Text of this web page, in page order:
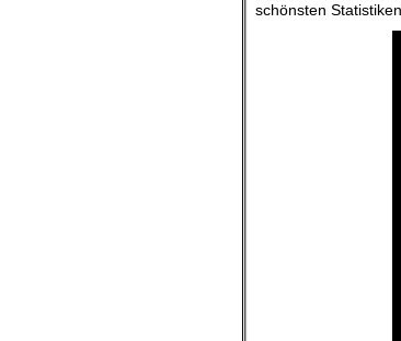
schönsten